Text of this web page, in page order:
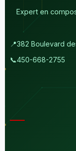
Expert en
📍382 Boulevard
📞450-668-2755